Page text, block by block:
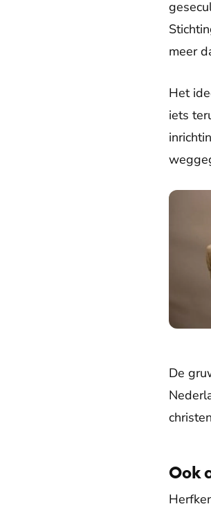
meer
Het
iets
De
Ook